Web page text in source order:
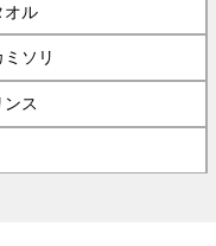
オル
ミソリ
ンス